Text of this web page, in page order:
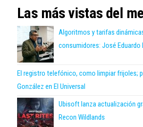
Las más vistas del
Algoritmos y tarifas
consumidores: José
El registro telefónico, como limpiar frijoles;
González en El Universal
Ubisoft lanza actualización
Recon Wildlands